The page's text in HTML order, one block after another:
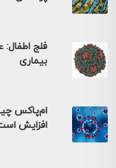
فلج
بیماری
ام‌پاکس
افزایش